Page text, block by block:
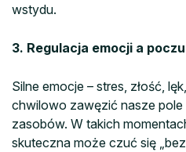
wstydu.
3. Regulacja emocji a
Silne emocje – stres, złość,
chwilowo zawęzić nasze pole
zasobów. W takich
skuteczna może czuć się